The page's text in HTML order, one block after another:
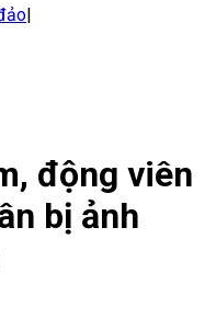
|
động viên
bị ảnh